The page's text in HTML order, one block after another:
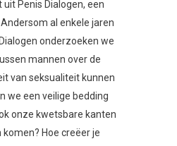
Penis Dialogen, een
al enkele jaren
onderzoeken we
mannen over de
van seksualiteit kunnen
we een veilige bedding
onze kwetsbare kanten
Hoe creëer je